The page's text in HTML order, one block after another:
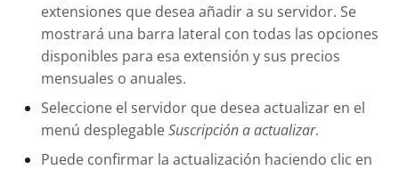
extensiones que desea añadir a su servidor. Se
mostrará una barra lateral con todas las opciones
disponibles para esa extensión y sus precios
mensuales o anuales.
Seleccione el servidor que desea actualizar en el
menú desplegableSuscripción a actualizar.
Puede confirmar la actualización haciendo clic en